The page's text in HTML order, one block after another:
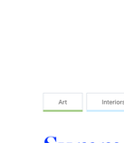
Catawiki –
e lasciatemi